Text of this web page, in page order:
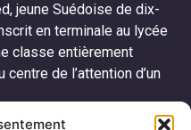
jeune Suédoise de dix-
en terminale au lycée
classe entièrement
de l’attention d’un